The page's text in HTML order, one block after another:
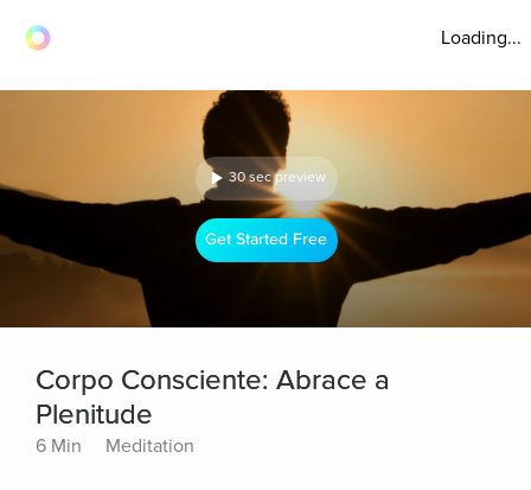
Loading...
30 sec preview
Get Started Free
Corpo Consciente: Abrace a
Plenitude
6 Min Meditation